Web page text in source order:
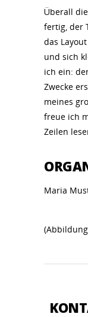
Überall
fertig, der
das
und sich
ich ein:
Zwecke
meines
freue ich
Zeilen
Maria